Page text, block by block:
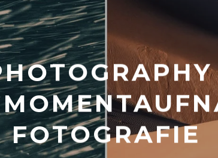
FOTOGRAFIE